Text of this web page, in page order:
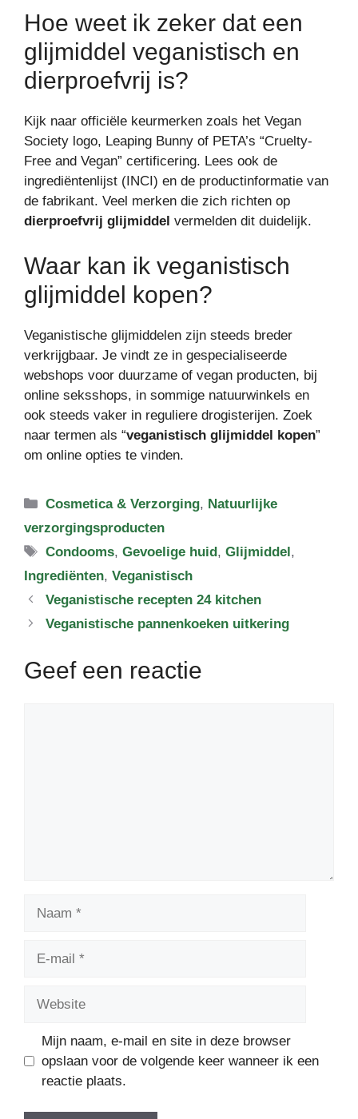
Hoe weet ik zeker dat een
glijmiddel veganistisch en
dierproefvrij is?
Kijk naar officiële keurmerken zoals het Vegan
Society logo, Leaping Bunny of PETA’s “Cruelty-
Free and Vegan” certificering. Lees ook de
ingrediëntenlijst (INCI) en de productinformatie van
de fabrikant. Veel merken die zich richten op
dierproefvrij glijmiddel vermelden dit duidelijk.
Waar kan ik veganistisch
glijmiddel kopen?
Veganistische glijmiddelen zijn steeds breder
verkrijgbaar. Je vindt ze in gespecialiseerde
webshops voor duurzame of vegan producten, bij
online seksshops, in sommige natuurwinkels en
ook steeds vaker in reguliere drogisterijen. Zoek
naar termen als “veganistisch glijmiddel kopen”
om online opties te vinden.
Categorieën
Cosmetica & Verzorging, Natuurlijke
verzorgingsproducten
Tags
Condooms,Gevoelige huid,Glijmiddel,
Ingrediënten, Veganistisch
Veganistische recepten 24 kitchen
Veganistische pannenkoeken uitkering
Geef een reactie
Mijn naam, e-mail en site in deze browser
opslaan voor de volgende keer wanneer ik een
reactie plaats.